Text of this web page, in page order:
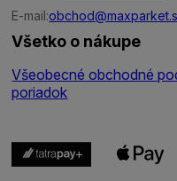
E-mail:
Všetko o nákupe
Všeobecné obchodné
poriadok